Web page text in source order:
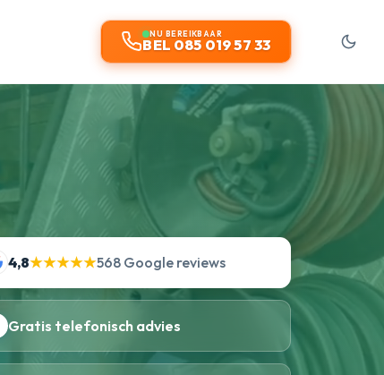
NU BEREIKBAAR
BEL 085 019 57 33
4,8★★★★★568 Google reviews
Gratis telefonisch advies